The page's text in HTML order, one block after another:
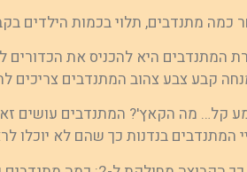
מתנדבים, תלוי בכמות הילדים בקבוצה – בכיתה של 30
המתנדבים היא להכניס את הכדורים
קבע צבע צהוב המתנדבים צריכים
קל… מה הקאץ'? המתנדבים עושים
המתנדבים בנדנות כך שהם לא יוכלו